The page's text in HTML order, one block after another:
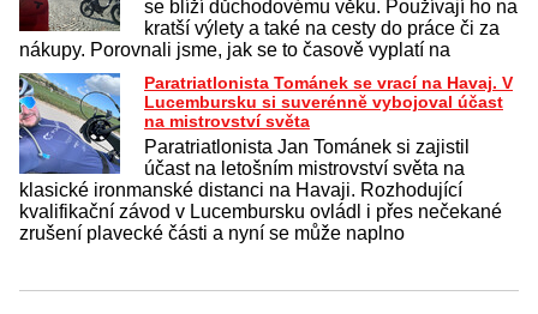
se blíží důchodovému věku. Používají ho na
kratší výlety a také na cesty do práce či za
nákupy. Porovnali jsme, jak se to časově vyplatí na
Paratriatlonista Tománek se vrací na Havaj. V
Lucembursku si suverénně vybojoval účast
na mistrovství světa
Paratriatlonista Jan Tománek si zajistil
účast na letošním mistrovství světa na
klasické ironmanské distanci na Havaji. Rozhodující
kvalifikační závod v Lucembursku ovládl i přes nečekané
zrušení plavecké části a nyní se může naplno